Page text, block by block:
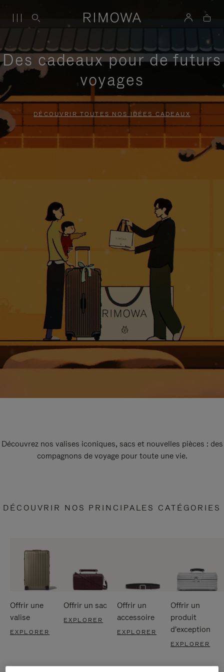
Des cadeaux pour de futurs
voyages
DÉCOUVRIR TOUTES NOS IDÉES CADEAUX
Découvrez nos valises iconiques, sacs et nouvelles pièces : des
compagnons de voyage pour toute une vie.
DÉCOUVRIR NOS PRINCIPALES CATÉGORIES
Offrir une
valise
EXPLORER
Offrir un sac
EXPLORER
Offrir un
accessoire
EXPLORER
Offrir un
produit
d'exception
EXPLORER